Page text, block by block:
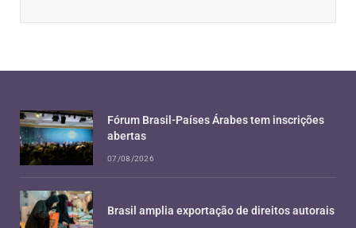
Fórum Brasil-Países Árabes tem inscrições
abertas
07/08/2026
Brasil amplia exportação de direitos autorais